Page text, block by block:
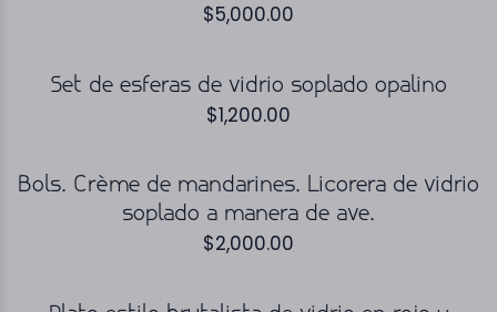
$5,000.00
Set de esferas de vidrio soplado opalino
$1,200.00
Bols. Crème de mandarines. Licorera de vidrio
soplado a manera de ave.
$2,000.00